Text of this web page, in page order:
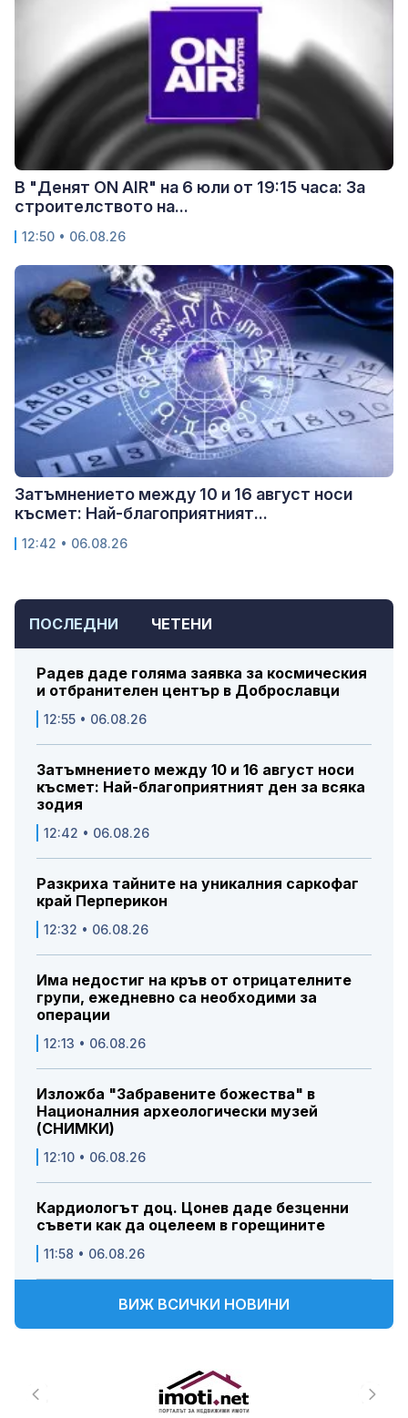
ПОСЛЕДНИ ЧЕТЕНИ
Радев даде голяма заявка за космическия
и отбранителен център в Доброславци
12:55 • 06.08.26
Затъмнението между 10 и 16 август носи
късмет: Най-благоприятният ден за всяка
зодия
12:42 • 06.08.26
Разкриха тайните на уникалния саркофаг
край Перперикон
12:32 • 06.08.26
Има недостиг на кръв от отрицателните
групи, ежедневно са необходими за
операции
12:13 • 06.08.26
Изложба "Забравените божества" в
Националния археологически музей
(СНИМКИ)
12:10 • 06.08.26
Кардиологът доц. Цонев даде безценни
съвети как да оцелеем в горещините
11:58 • 06.08.26
ВИЖ ВСИЧКИ НОВИНИ
В "Денят ON AIR" на 6 юли от 19:15 часа: За
строителството на...
12:50 • 06.08.26
Затъмнението между 10 и 16 август носи
късмет: Най-благоприятният...
12:42 • 06.08.26